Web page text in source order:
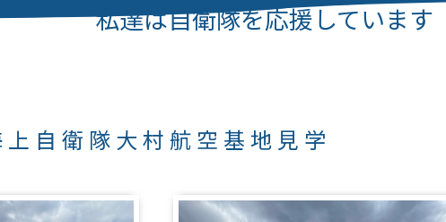
私達は自衛隊を応援しています
上自衛隊大村航空基地見学